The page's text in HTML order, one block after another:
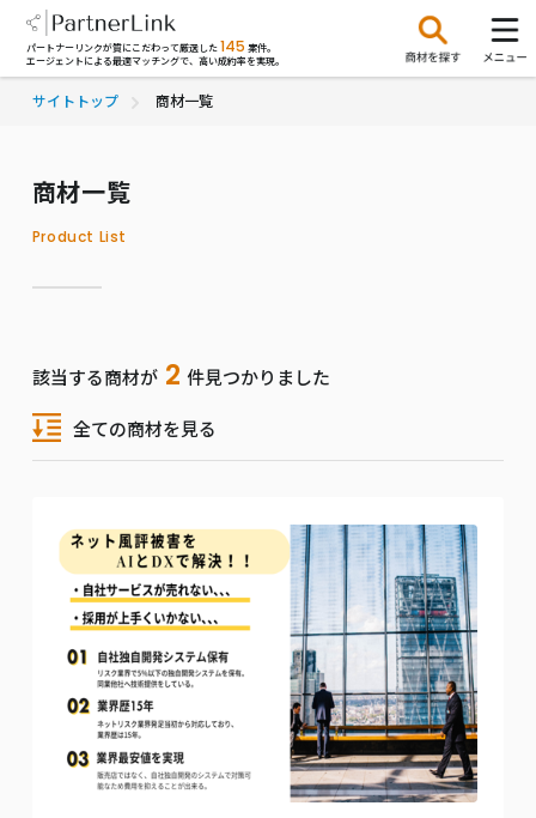
パートナーリンクが質にこだわって厳選した 145 案件。
エージェントによる最適マッチングで、高い成約率を実現。
サイトトップ 商材一覧
商材一覧
Product List
該当する商材が 2 件見つかりました
全ての商材を見る